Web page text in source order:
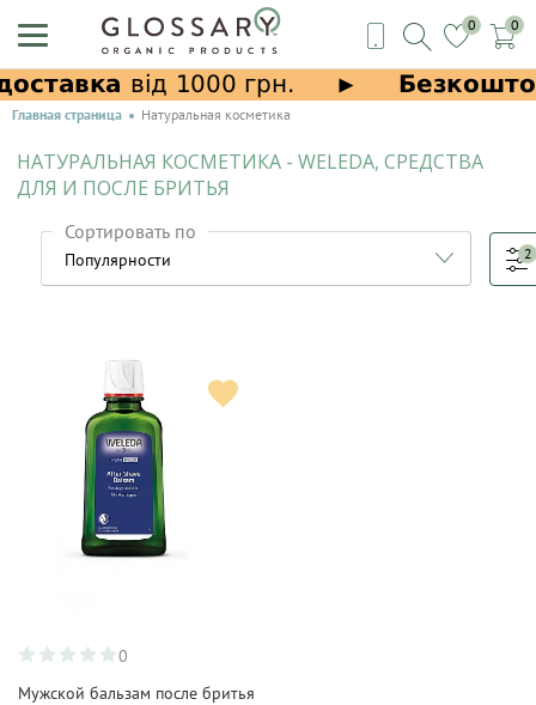
0 0
Главная страница Натуральная косметика
НАТУРАЛЬНАЯ КОСМЕТИКА - WELEDA, СРЕДСТВА
ДЛЯ И ПОСЛЕ БРИТЬЯ
Сортировать по
2
0
Мужской бальзам после бритья